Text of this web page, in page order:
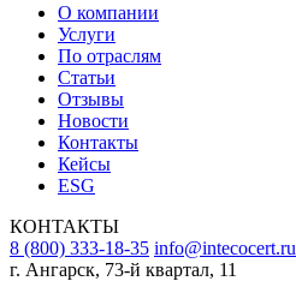
О компании
Услуги
По отраслям
Статьи
Отзывы
Новости
Контакты
Кейсы
ESG
КОНТАКТЫ
8 (800) 333-18-35 info@intecocert.ru
г. Ангарск, 73-й квартал, 11